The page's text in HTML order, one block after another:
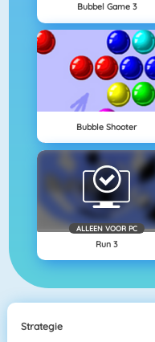
Bubbel Game 3
Bubble Shooter
ALLEEN VOOR PC
Run 3
Strategie